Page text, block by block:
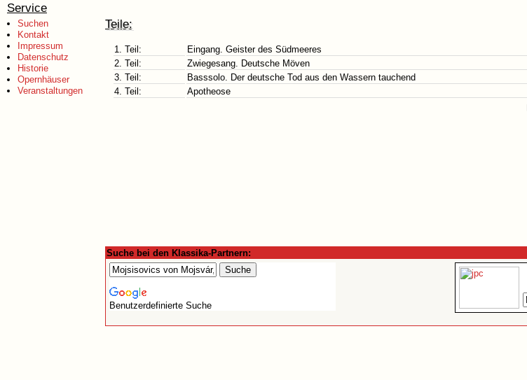
Service
Suchen
Kontakt
Impressum
Datenschutz
Historie
Opernhäuser
Veranstaltungen
Teile:
1. Teil:
Eingang. Geister des Südmeeres
2. Teil:
Zwiegesang. Deutsche Möven
3. Teil:
Basssolo. Der deutsche Tod aus den Wassern tauchend
4. Teil:
Apotheose
Suche bei den Klassika-Partnern:
Benutzerdefinierte Suche